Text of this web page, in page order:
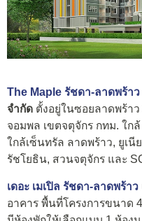
The Maple รัชดา-ลาดพร้าว
จำกัด ตั้งอยู่ในซอยลาดพร้า
จอมพล เขตจตุจักร กทม. ใก
ใกล้เซ็นทรัล ลาดพร้าว, ยูเนี
รัชโยธิน, สวนจตุจักร และ
เดอะ เมเปิล รัชดา-ลาดพร้าว
อาคาร พื้นที่โครงการขนาด